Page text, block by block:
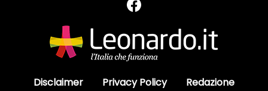
Disclaimer Privacy Policy Redazione